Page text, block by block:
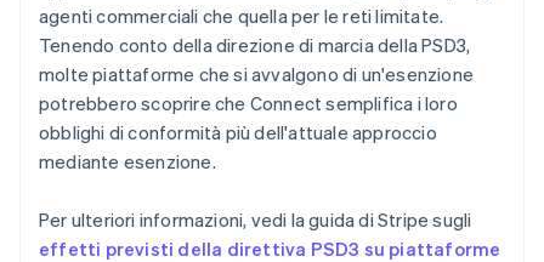
agenti commerciali che quella per le reti limitate.
Tenendo conto della direzione di marcia della PSD3,
molte piattaforme che si avvalgono di un'esenzione
potrebbero scoprire che Connect semplifica i loro
obblighi di conformità più dell'attuale approccio
mediante esenzione.
Per ulteriori informazioni, vedi la guida di Stripe sugli
effetti previsti della direttiva PSD3 su piattaforme